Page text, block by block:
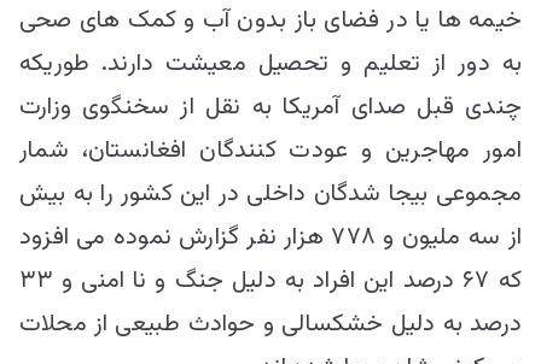
خیمه ها یا در فضای باز بدون آب و کمک های صحی
به دور از تعلیم و تحصیل معیشت دارند. طوریکه
چندی قبل صدای آمریکا به نقل از سخنگوی وزارت
امور مهاجرین و عودت کنندگان افغانستان، شمار
مجموعی بیجا شدگان داخلی در این کشور را به بیش
از سه ملیون و ۷۷۸ هزار نفر گزارش نموده می افزود
که ۶۷ درصد این افراد به دلیل جنگ و نا امنی و ۳۳
درصد به دلیل خشکسالی و حوادث طبیعی از محلات